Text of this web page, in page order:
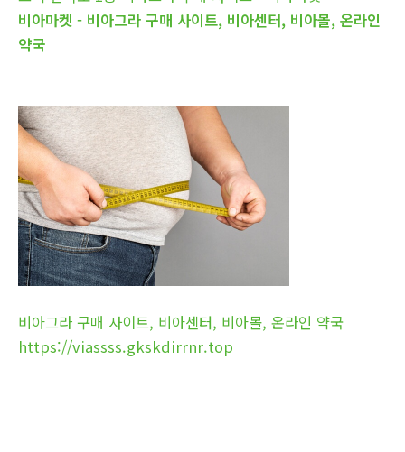
비아마켓 - 비아그라 구매 사이트, 비아센터, 비아몰, 온라인
약국
비아그라 구매 사이트, 비아센터, 비아몰, 온라인 약국
https://viassss.gkskdirrnr.top